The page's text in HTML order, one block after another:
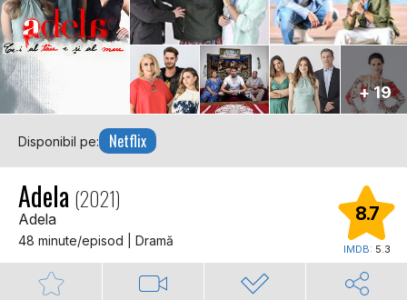
+ 19
Disponibil pe: Netflix
Adela (2021)
Adela
48 minute/episod | Dramă
8.7
IMDB: 5.3